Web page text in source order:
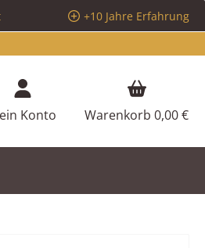
+10 Jahre Erfahrung
0 Produkte auf dem Merkzettel
Konto Warenkorb 0,00 €